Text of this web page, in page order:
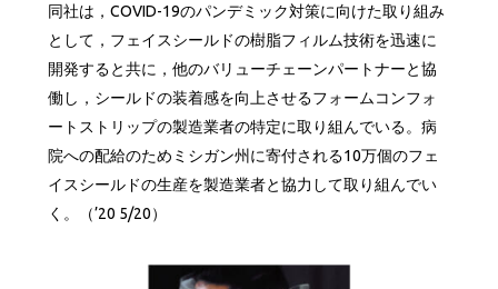
同社は，COVID-19のパンデミック対策に向けた取り組み
として，フェイスシールドの樹脂フィルム技術を迅速に
開発すると共に，他のバリューチェーンパートナーと協
働し，シールドの装着感を向上させるフォームコンフォ
ートストリップの製造業者の特定に取り組んでいる。病
院への配給のためミシガン州に寄付される10万個のフェ
イスシールドの生産を製造業者と協力して取り組んでい
く。（’20 5/20）